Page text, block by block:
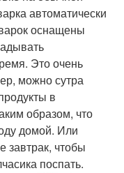
автоматически
оснащены
Это очень
можно сутра
в
образом, что
домой. Или
завтрак, чтобы
поспать.